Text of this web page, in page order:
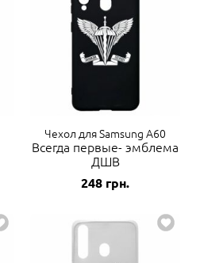
Чехол для Samsung A60
Всегда первые- эмблема
ДШВ
248 грн.